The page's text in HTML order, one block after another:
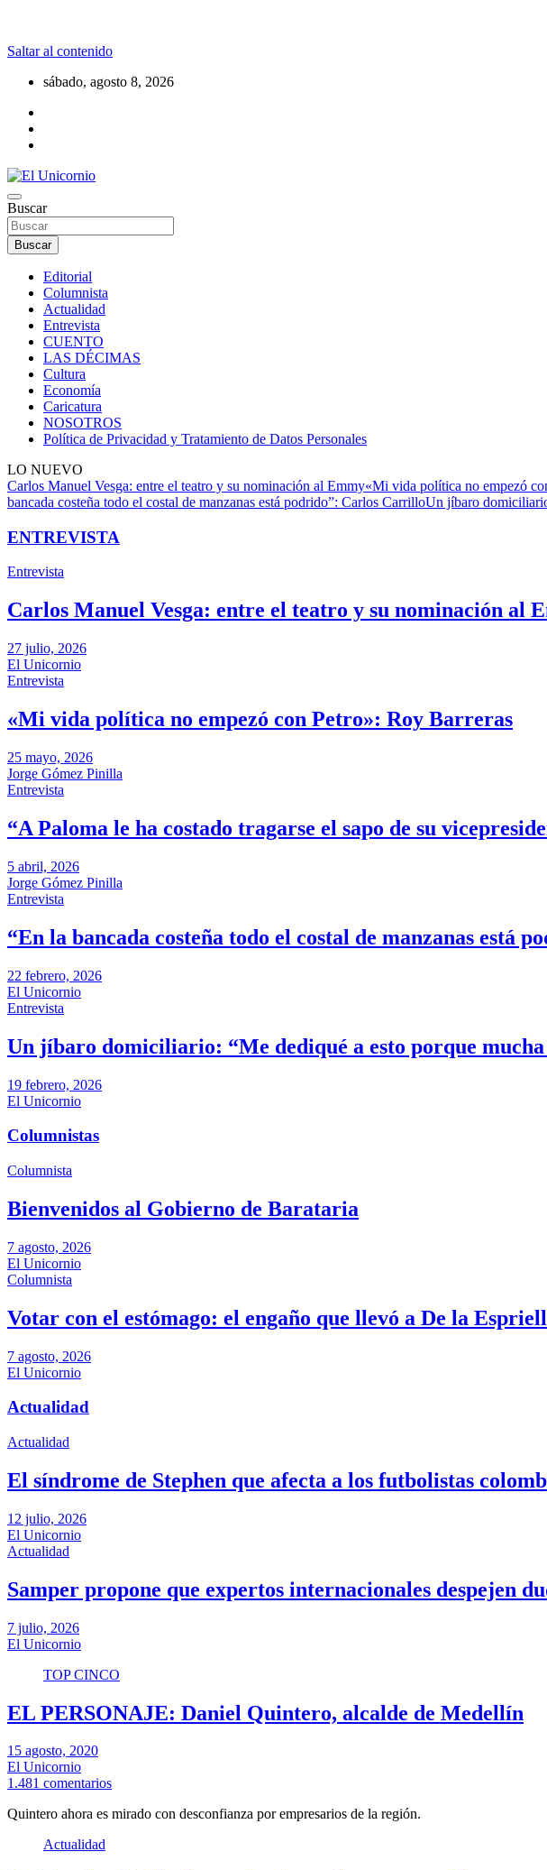
Saltar al contenido
sábado, agosto 8, 2026
El Unicornio
La realidad supera la fantasía
Buscar
Buscar
Editorial
Columnista
Actualidad
Entrevista
CUENTO
LAS DÉCIMAS
Cultura
Economía
Caricatura
NOSOTROS
Política de Privacidad y Tratamiento de Datos Personales
LO NUEVO
Carlos Manuel Vesga: entre el teatro y su nominación al Emmy«Mi vida política no empezó
bancada costeña todo el costal de manzanas está podrido”: Carlos CarrilloUn jíbaro
ENTREVISTA
Entrevista
Carlos Manuel Vesga: entre el teatro y su nominación al
27 julio, 2026
El Unicornio
Entrevista
«Mi vida política no empezó con Petro»: Roy Barreras
25 mayo, 2026
Jorge Gómez Pinilla
Entrevista
“A Paloma le ha costado tragarse el sapo de su
5 abril, 2026
Jorge Gómez Pinilla
Entrevista
“En la bancada costeña todo el costal de manzanas está
22 febrero, 2026
El Unicornio
Entrevista
Un jíbaro domiciliario: “Me dediqué a esto porque mucha
19 febrero, 2026
El Unicornio
Columnistas
Columnista
Bienvenidos al Gobierno de Barataria
7 agosto, 2026
El Unicornio
Columnista
Votar con el estómago: el engaño que llevó a De la
7 agosto, 2026
El Unicornio
Actualidad
Actualidad
El síndrome de Stephen que afecta a los futbolistas
12 julio, 2026
El Unicornio
Actualidad
Samper propone que expertos internacionales despejen
7 julio, 2026
El Unicornio
TOP CINCO
EL PERSONAJE: Daniel Quintero, alcalde de Medellín
15 agosto, 2020
El Unicornio
1.481 comentarios
Quintero ahora es mirado con desconfianza por empresarios de la región.
Actualidad